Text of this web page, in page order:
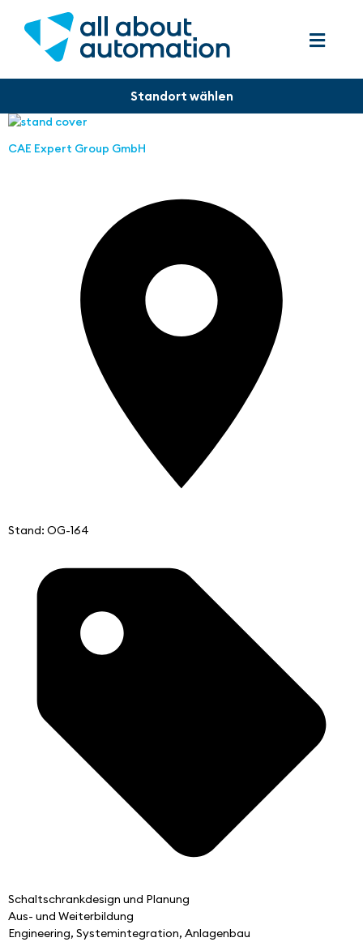
CAE Expert Group GmbH
Stand: OG-164
Schaltschrankdesign und Planung
Aus- und Weiterbildung
Engineering, Systemintegration, Anlagenbau